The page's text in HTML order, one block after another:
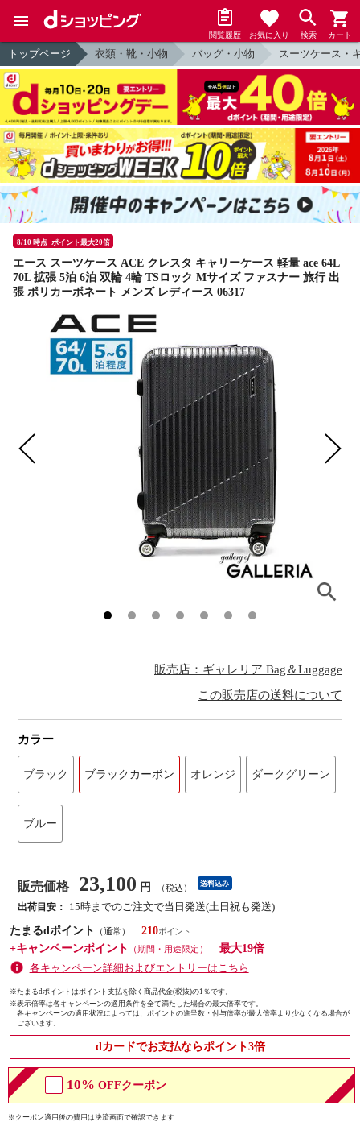
閲覧履歴 お気に入り 検索 カート
トップページ 衣類・靴・小物 バッグ・小物 スーツケース・
8/10 時点_ポイント最大20倍
エース スーツケース ACE クレスタ キャリーケース 軽量 ace 64L
70L 拡張 5泊 6泊 双輪 4輪 TSロック Mサイズ ファスナー 旅行 出
張 ポリカーボネート メンズ レディース 06317
販売店：ギャレリア Bag＆Luggage
この販売店の送料について
カラー
ブラック ブラックカーボン オレンジ ダークグリーン
ブルー
販売価格 23,100 円 （税込） 送料込み
出荷目安：
15時までのご注文で当日発送(土日祝も発送)
たまるdポイント
（通常）
210
+キャンペーンポイント
（期間・用途限定）
最大19倍
各キャンペーン詳細およびエントリーはこちら
※たまるdポイントはポイント支払を除く商品代金(税抜)の1％です。
※表示倍率は各キャンペーンの適用条件を全て満たした場合の最大倍率です。
各キャンペーンの適用状況によっては、ポイントの進呈数・付与倍率が最大倍率より少なくなる場合が
ございます。
dカードでお支払ならポイント3倍
10% OFFクーポン
※クーポン適用後の費用は決済画面で確認できます